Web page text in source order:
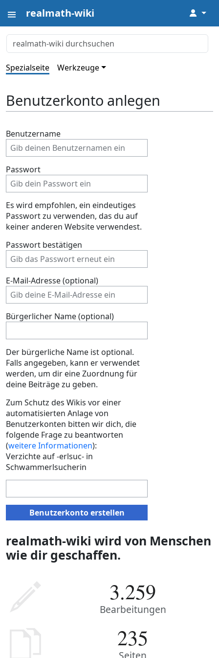
realmath-wiki ↓
Spezialseite Werkzeuge
Benutzerkonto anlegen
Benutzername
Passwort
Es wird empfohlen, ein eindeutiges
Passwort zu verwenden, das du auf
keiner anderen Website verwendest.
Passwort bestätigen
E-Mail-Adresse (optional)
Bürgerlicher Name (optional)
Der bürgerliche Name ist optional.
Falls angegeben, kann er verwendet
werden, um dir eine Zuordnung für
deine Beiträge zu geben.
Zum Schutz des Wikis vor einer
automatisierten Anlage von
Benutzerkonten bitten wir dich, die
folgende Frage zu beantworten
(weitere Informationen):
Verzichte auf -erlsuc- in
Schwammerlsucherin
Benutzerkonto erstellen
realmath-wiki wird von Menschen
wie dir geschaffen.
3.259
Bearbeitungen
235
Seiten